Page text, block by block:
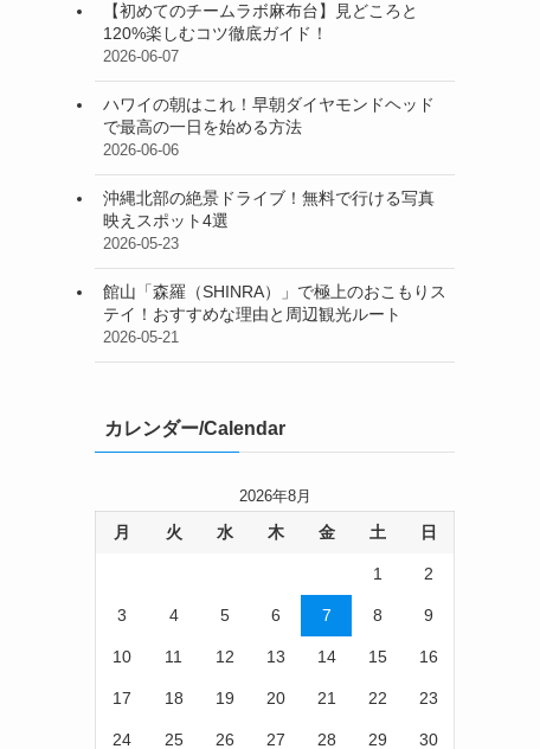
【初めてのチームラボ麻布台】見どころと
120%楽しむコツ徹底ガイド！
2026-06-07
ハワイの朝はこれ！早朝ダイヤモンドヘッド
で最高の一日を始める方法
2026-06-06
沖縄北部の絶景ドライブ！無料で行ける写真
映えスポット4選
2026-05-23
館山「森羅（SHINRA）」で極上のおこもりス
テイ！おすすめな理由と周辺観光ルート
2026-05-21
カレンダー/Calendar
2026年8月
月 火 水 木 金 土 日
1 2
3 4 5 6 7 8 9
10 11 12 13 14 15 16
17 18 19 20 21 22 23
24 25 26 27 28 29 30